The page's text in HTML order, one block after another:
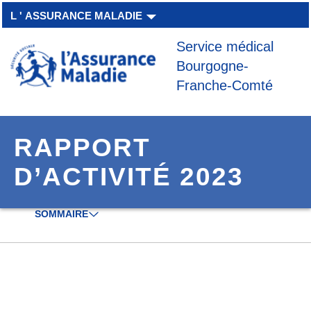
L ' ASSURANCE MALADIE
Service médical
Bourgogne-
Franche-Comté
RAPPORT
D’ACTIVITÉ 2023
SOMMAIRE